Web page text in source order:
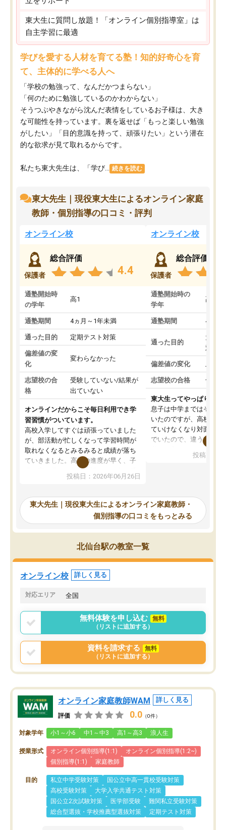
東大生に質問し放題！「オンライン個別指導室」は
自主学習に最適
学びを愛する人材を育てる塾！知的好奇心を育
て、主体的に学べる人へ
「学校の勉強って、なんだかつまらない」
「何のために勉強しているのかわからない」
そうつぶやきながら沈んだ表情をしているお子様は、大き
な可能性を持っています。裏を返せば「もっと楽しい勉強
がしたい」「目的意識を持って、頑張りたい」という潜在
的な欲求が見て取れるからです。
私たち東大先生は、「学び... 続きを読む
東大先生｜現役東大生によるオンライン家庭
教師・個別指導の口コミ・評判
オンライン校
保護者
総合評価
4.4
通塾開始時
の学年
高1
通塾期間 4ヵ月～1年未満
通った目的 定期テスト対策
偏差値の変
化
変わらなかった
志望校の合
格
受験していない/結果が
出ていない
オンラインだからこそ毎日利用でき学
習習慣がついています。
高校入学してすぐは頑張っていました
が、部活動が忙しくなって学習時間が
取れなくなるとみるみると成績が落ち
ていきました。高校の進度が早く、子
供も家に帰って勉強の話すると嫌な反
応を示します。東大先生にお願いして
れるので、親としても安心です。毎日
使える自習室とかもあり、わからない
ところがあれば先生が回答してくれる
のも重宝しています。
投稿日：2026年06月26日
オンライン校
保護者
総合評価
通塾開始時の
学年
高3
通塾期間 4ヵ月
通った目的
大学
対策
偏差値の変化 上が
志望校の合格 合格
東大生ってやっぱりすご
息子は中学まではそこそ
いたのですが、高校に入
ていけなくなり対面の塾
でいたので、違うアプロ
で、当初は模試でD判定
自習室が毎日使えていつ
るのが心強かったよう
謝です。
投稿日：
東大先生｜現役東大生によるオンライン家庭教師・
個別指導の口コミをもっとみる
北仙台駅の教室一覧
オンライン校 詳しく見る
対応エリア 全国
無料体験を申し込む
無料
（リストに追加する）
資料を請求する
無料
（リストに追加する）
オンライン家庭教師WAM 詳しく見る
評価 0.0 （0件）
対象学年 小1～小6 中1～中3 高1～高3 浪人生
授業形式 オンライン個別指導(1:1)
オンライン個別指導(1:2~)
個別指導(1:1)
家庭教師
目的 私立中学受験対策
国公立中高一貫校受験対策
高校受験対策
大学入学共通テスト対策
国公立2次試験対策
医学部受験
難関私立受験対策
総合型選抜・学校推薦型選抜対策
定期テスト対策